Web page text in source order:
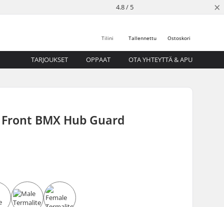
4.8 / 5 ×
Ostoskori
Tallennettu
Tilini
TARJOUKSET OPPAAT OTA YHTEYTTÄ & APU
BMX Hub Guard